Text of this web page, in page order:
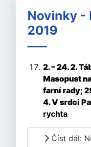
Novinky -
2019
2. – 24. 2.
Masopust
farní rady;
4. V srdci
rychta
Číst dál: